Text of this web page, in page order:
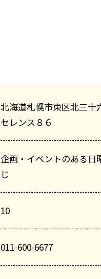
北海道札幌市東区北三十
セレンス８６
企画・イベントのある日
じ
10
011-600-6677